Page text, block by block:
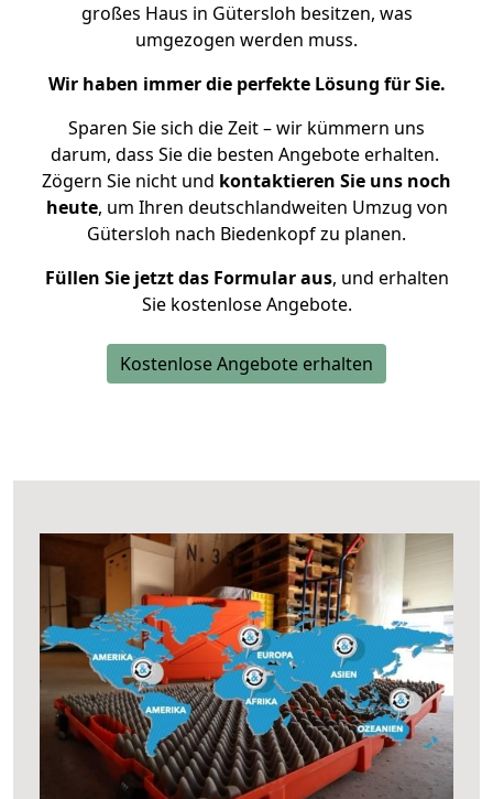
großes Haus in Gütersloh besitzen, was
umgezogen werden muss.
Wir haben immer die perfekte Lösung für Sie.
Sparen Sie sich die Zeit – wir kümmern uns
darum, dass Sie die besten Angebote erhalten.
Zögern Sie nicht und kontaktieren Sie uns noch
heute, um Ihren deutschlandweiten Umzug von
Gütersloh nach Biedenkopf zu planen.
Füllen Sie jetzt das Formular aus, und erhalten
Sie kostenlose Angebote.
Kostenlose Angebote erhalten